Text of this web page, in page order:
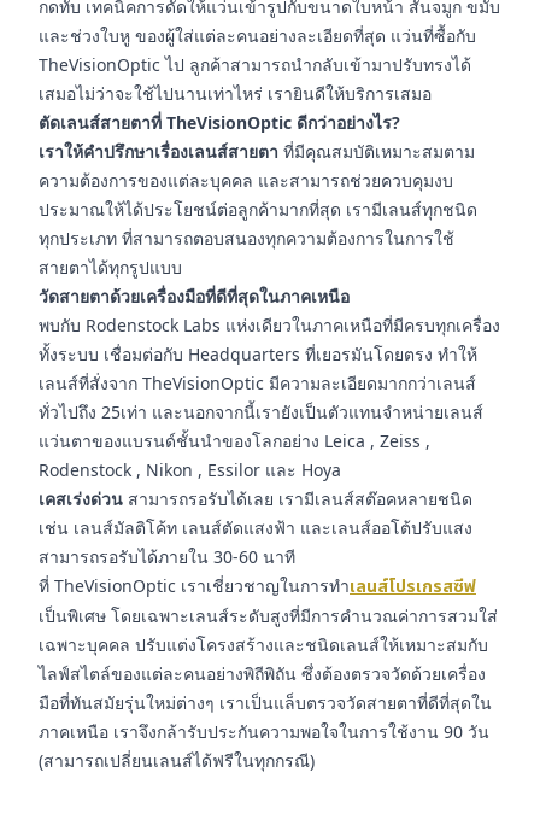
กดทับ เทคนิคการดัดให้แว่นเข้ารูปกับขนาดใบหน้า สันจมูก ขมับ
และช่วงใบหู ของผู้ใส่แต่ละคนอย่างละเอียดที่สุด แว่นที่ซื้อกับ
TheVisionOptic ไป ลูกค้าสามารถนำกลับเข้ามาปรับทรงได้
เสมอไม่ว่าจะใช้ไปนานเท่าไหร่ เรายินดีให้บริการเสมอ
ตัดเลนส์สายตาที่ TheVisionOptic ดีกว่าอย่างไร?
เราให้คำปรึกษาเรื่องเลนส์สายตา ที่มีคุณสมบัติเหมาะสมตาม
ความต้องการของแต่ละบุคคล และสามารถช่วยควบคุมงบ
ประมาณให้ได้ประโยชน์ต่อลูกค้ามากที่สุด เรามีเลนส์ทุกชนิด
ทุกประเภท ที่สามารถตอบสนองทุกความต้องการในการใช้
สายตาได้ทุกรูปแบบ
วัดสายตาด้วยเครื่องมือที่ดีที่สุดในภาคเหนือ
พบกับ Rodenstock Labs แห่งเดียวในภาคเหนือที่มีครบทุกเครื่อง
ทั้งระบบ เชื่อมต่อกับ Headquarters ที่เยอรมันโดยตรง ทำให้
เลนส์ที่สั่งจาก TheVisionOptic มีความละเอียดมากกว่าเลนส์
ทั่วไปถึง 25เท่า และนอกจากนี้เรายังเป็นตัวแทนจำหน่ายเลนส์
แว่นตาของแบรนด์ชั้นนำของโลกอย่าง Leica , Zeiss ,
Rodenstock , Nikon , Essilor และ Hoya
เคสเร่งด่วน สามารถรอรับได้เลย เรามีเลนส์สต๊อคหลายชนิด
เช่น เลนส์มัลติโค้ท เลนส์ตัดแสงฟ้า และเลนส์ออโต้ปรับแสง
สามารถรอรับได้ภายใน 30-60 นาที
ที่ TheVisionOptic เราเชี่ยวชาญในการทำเลนส์โปรเกรสซีฟ
เป็นพิเศษ โดยเฉพาะเลนส์ระดับสูงที่มีการคำนวณค่าการสวมใส่
เฉพาะบุคคล ปรับแต่งโครงสร้างและชนิดเลนส์ให้เหมาะสมกับ
ไลฟ์สไตล์ของแต่ละคนอย่างพิถีพิถัน ซึ่งต้องตรวจวัดด้วยเครื่อง
มือที่ทันสมัยรุ่นใหม่ต่างๆ เราเป็นแล็บตรวจวัดสายตาที่ดีที่สุดใน
ภาคเหนือ เราจึงกล้ารับประกันความพอใจในการใช้งาน 90 วัน
(สามารถเปลี่ยนเลนส์ได้ฟรีในทุกกรณี)